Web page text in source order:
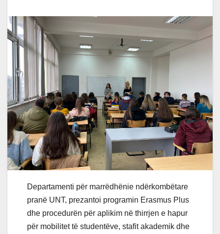
Departamenti për marrëdhënie ndërkombëtare
pranë UNT, prezantoi programin Erasmus Plus
dhe procedurën për aplikim në thirrjen e hapur
për mobilitet të studentëve, stafit akademik dhe